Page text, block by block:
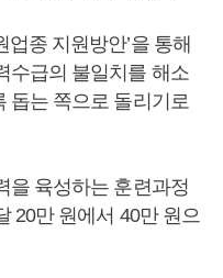
종 지원방안’을 통해
수급의 불일치를 해소
돕는 쪽으로 돌리기로
을 육성하는 훈련과정
20만 원에서 40만 원으